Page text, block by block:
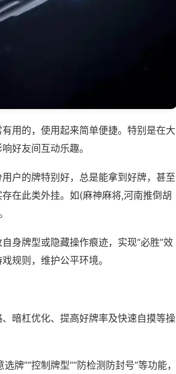
用的，使用起来简单便捷。特别是在大
好友间互动乐趣。
户的牌特别好，总是能拿到好牌，甚至
在此类外挂。如(麻神麻将,河南推倒胡
身牌型或隐藏操作痕迹，实现“必胜”效
规则，维护公平环境。
暗杠优化、提高好牌率及快速自摸等操
”“控制牌型”“防检测防封号”等功能，